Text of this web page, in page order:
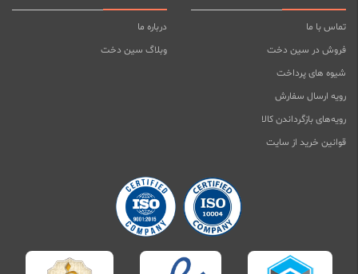
تماس با ما
فروش در سین دخت
شیوه های پرداخت
رویه ارسال سفارش
رویه‌های بازگرداندن کالا
قوانین خرید از سایت
درباره ما
وبلاگ سین دخت